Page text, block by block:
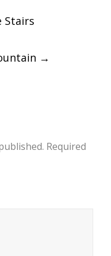
Stairs
→
Required